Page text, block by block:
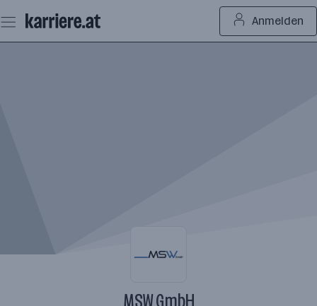
Seiteninhalt
springen
Anmelden